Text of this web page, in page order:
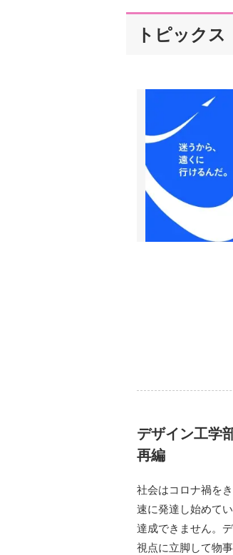
トピックス
デザイン工学
再編
社会はコロナ禍を
速に発達し始めて
達成できません。
視点に立脚して物